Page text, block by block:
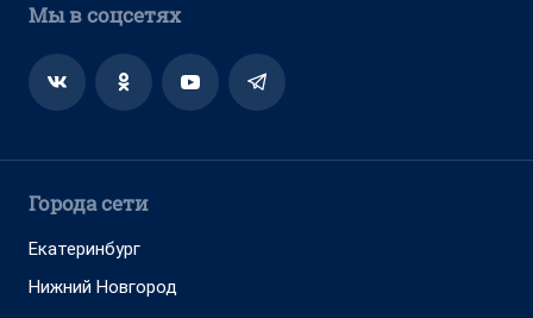
Мы в соцсетях
Города сети
Екатеринбург
Нижний Новгород